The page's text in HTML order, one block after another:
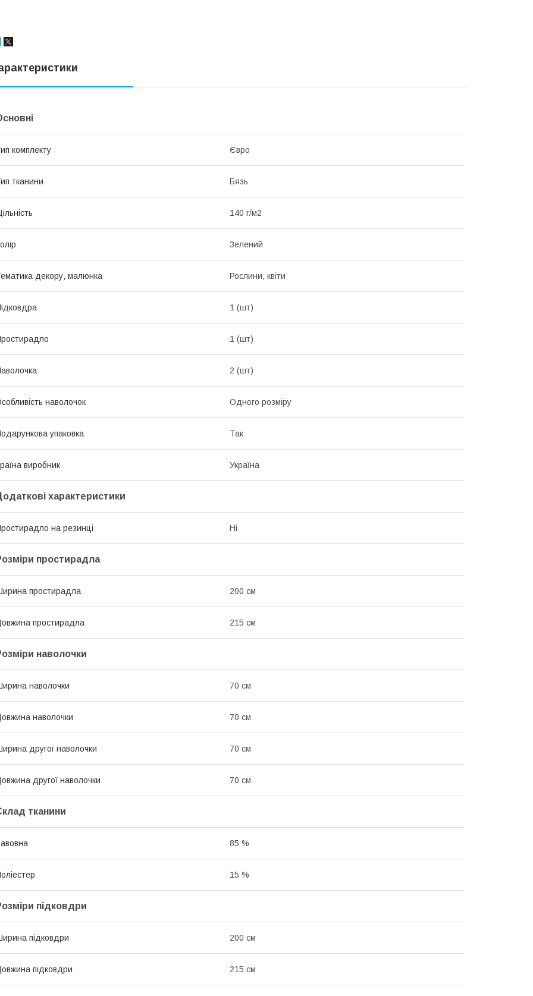
комплекту Євро
тканини Бязь
140 г/м2
Зелений
декору, малюнка Рослини, квіти
1 (шт)
1 (шт)
2 (шт)
наволочок Одного розміру
упаковка Так
виробник Україна
характеристики
на резинці Ні
простирадла
простирадла 200 см
простирадла 215 см
наволочки
наволочки 70 см
наволочки 70 см
другої наволочки 70 см
другої наволочки 70 см
тканини
85 %
15 %
підковдри
підковдри 200 см
підковдри 215 см